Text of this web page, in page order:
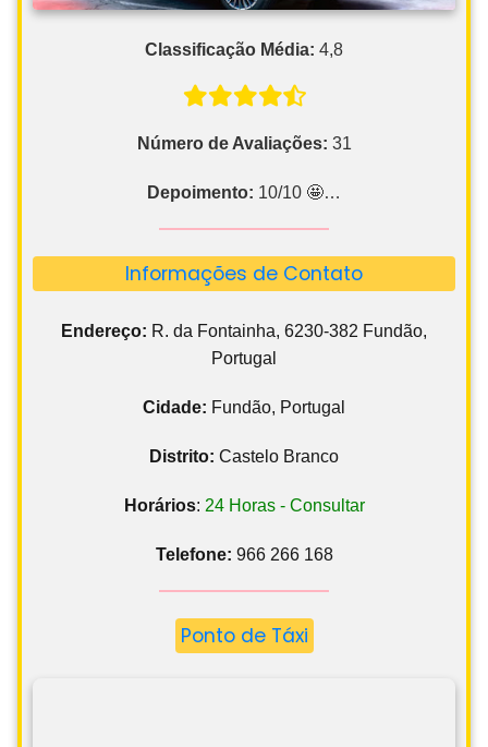
Classificação Média: 4,8
Número de Avaliações: 31
Depoimento: 10/10 🤩…
Informações de Contato
Endereço: R. da Fontainha, 6230-382 Fundão,
Portugal
Cidade: Fundão, Portugal
Distrito: Castelo Branco
Horários: 24 Horas - Consultar
Telefone: 966 266 168
Ponto de Táxi